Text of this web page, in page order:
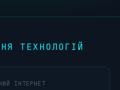
ТЕХНОЛОГІЙ
ІНТЕРНЕТ